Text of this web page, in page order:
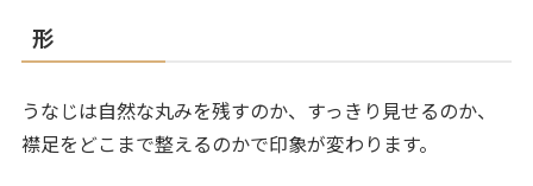
形
うなじは自然な丸みを残すのか、すっきり見せるのか、
襟足をどこまで整えるのかで印象が変わります。